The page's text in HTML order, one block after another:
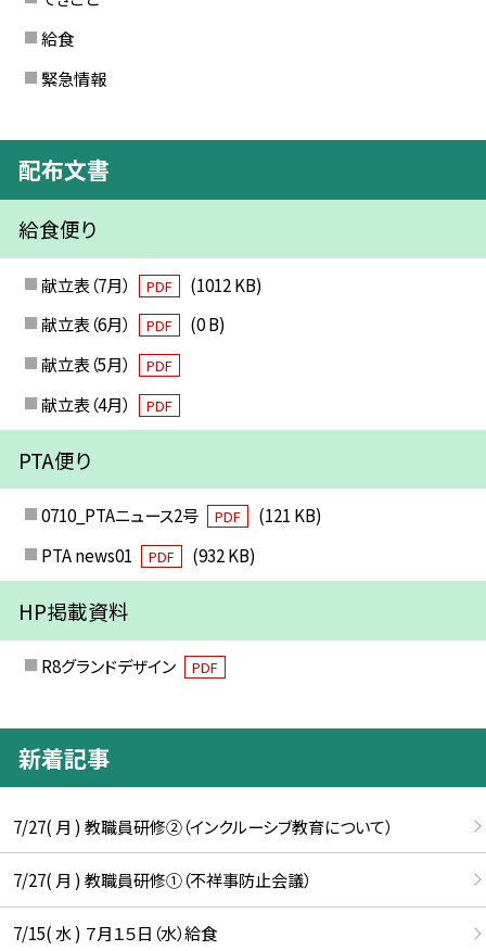
給食
緊急情報
配布文書
給食便り
献立表（7月） PDF
(1012 KB)
献立表（6月）
PDF
(0 B)
献立表（5月）
PDF
献立表（4月） PDF
PTA便り
0710_PTAニュース2号 PDF
(121 KB)
PTA news01
PDF (932 KB)
HP掲載資料
R8グランドデザイン PDF
新着記事
7/27( 月 ) 教職員研修②（インクルーシブ教育について）
7/27( 月 ) 教職員研修①（不祥事防止会議）
7/15( 水 ) ７月１５日（水）給食